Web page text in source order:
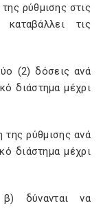
ρύθμισης στις
τις
(2) δόσεις ανά
διάστημα μέχρι
ρύθμισης ανά
διάστημα μέχρι
δύνανται να